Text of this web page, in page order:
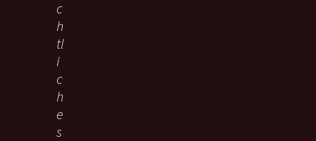
c
h
tl
i
c
h
e
s